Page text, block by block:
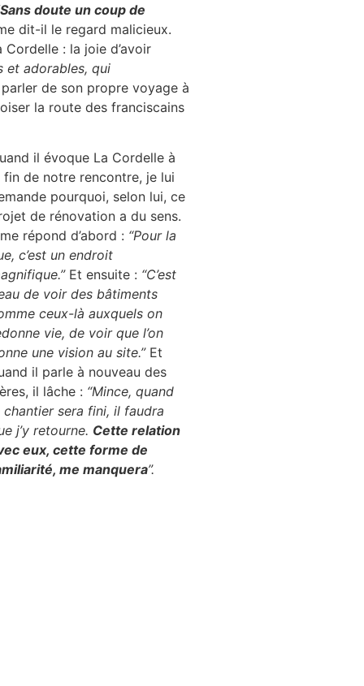
doute un coup de
dit-il le regard malicieux.
: la joie d’avoir
et adorables, qui
de son propre voyage à
la route des franciscains
il évoque La Cordelle à
fin de notre rencontre, je lui
pourquoi, selon lui, ce
de rénovation a du sens.
répond d’abord : “Pour la
c’est un endroit
Et ensuite : “C’est
de voir des bâtiments
ceux-là auxquels on
vie, de voir que l’on
une vision au site.”Et
il parle à nouveau des
il lâche : “Mince, quand
chantier sera fini, il faudra
j’y retourne. Cette relation
eux, cette forme de
me manquera”.